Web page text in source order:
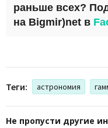
раньше всех?
на Bigmir)net в
Теги: астрономия
Не пропусти другие